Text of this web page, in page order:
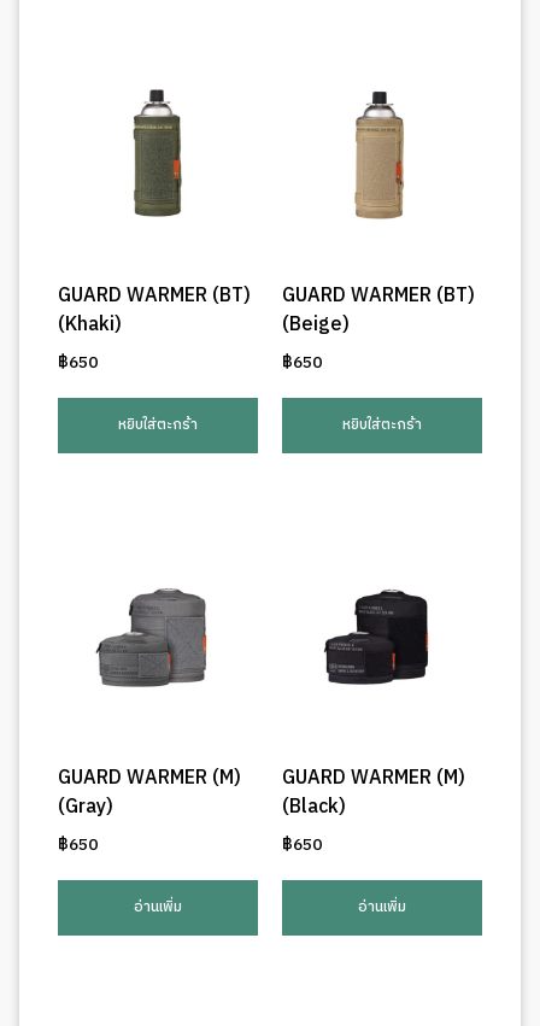
GUARD WARMER (BT)
(Khaki)
฿650
หยิบใส่ตะกร้า
GUARD WARMER (BT)
(Beige)
฿650
หยิบใส่ตะกร้า
GUARD WARMER (M)
(Gray)
฿650
อ่านเพิ่ม
GUARD WARMER (M)
(Black)
฿650
อ่านเพิ่ม